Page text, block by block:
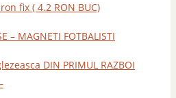
fix ( 4.2 RON BUC)
– MAGNETI FOTBALISTI
DIN PRIMUL RAZBOI